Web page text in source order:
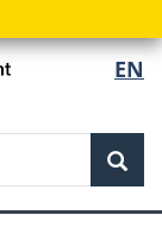
de
la
EN